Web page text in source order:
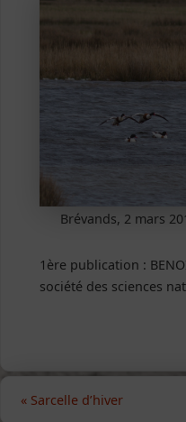
Brévands, 2 mars
1ère publication :
société des sciences
«Sarcelle d’hiver